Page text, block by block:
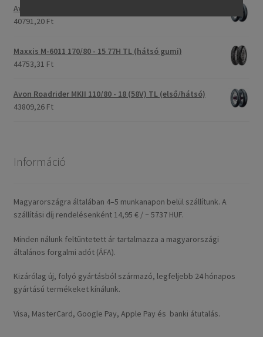
Avon Roadrider MKII 90/90 - 18 51V TL (első/hátsó)
40791,20 Ft
Maxxis M-6011 170/80 - 15 77H TL (hátsó gumi)
44753,31 Ft
Avon Roadrider MKII 110/80 - 18 (58V) TL (első/hátsó)
43809,26 Ft
Információ
Magyarországra általában 4–5 munkanapon belül szállítunk. A
szállítási díj rendelésenként 14,95 € / ~ 5737 HUF.
Minden nálunk feltüntetett ár tartalmazza a magyarországi
általános forgalmi adót (ÁFA).
Kizárólag új, folyó gyártásból származó, legfeljebb 24 hónapos
gyártású termékeket kínálunk.
Visa, MasterCard, Google Pay, Apple Pay és banki átutalás.